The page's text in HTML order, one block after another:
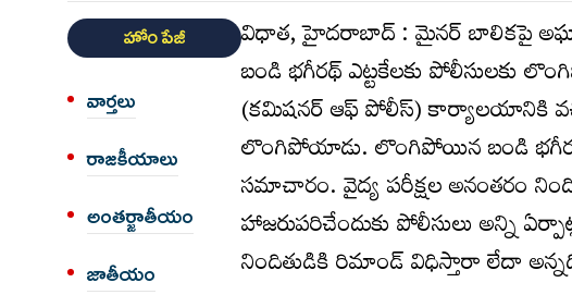
హోం పేజీ
వార్త‌లు
రాజకీయాలు
అంత‌ర్జాతీయం
జాతీయం
విధాత, హైదరాబాద్ : మైనర్ బాలికపై
బండి భగీరథ్ ఎట్టకేలకు
(కమిషనర్ ఆఫ్ పోలీస్) కార్యాలయానికి
లొంగిపోయాడు. లొంగిపోయిన బండి భగీరథ్
సమాచారం. వైద్య పరీక్షల అనంతరం
హాజరుపరిచేందుకు పోలీసులు అన్ని
నిందితుడికి రిమాండ్ విధిస్తారా లేదా